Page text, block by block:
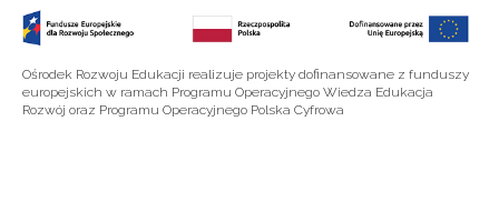
Ośrodek Rozwoju Edukacji realizuje projekty dofinansowane z funduszy
europejskich w ramach Programu Operacyjnego Wiedza Edukacja
Rozwój oraz Programu Operacyjnego Polska Cyfrowa